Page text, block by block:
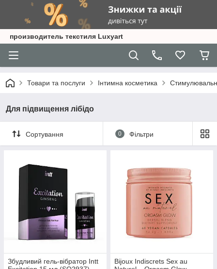
производитель текстиля Luxyart
Товари та послуги Інтимна косметика
Для підвищення лібідо
Сортування 0 Фільтри
Збудливий гель-вібратор Intt
Bijoux Indiscrets Sex au